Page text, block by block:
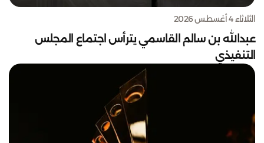
الثلاثاء 4 أغسطس 2026
عبدالله بن سالم القاسمي يترأس اجتماع المجلس
التنفيذي